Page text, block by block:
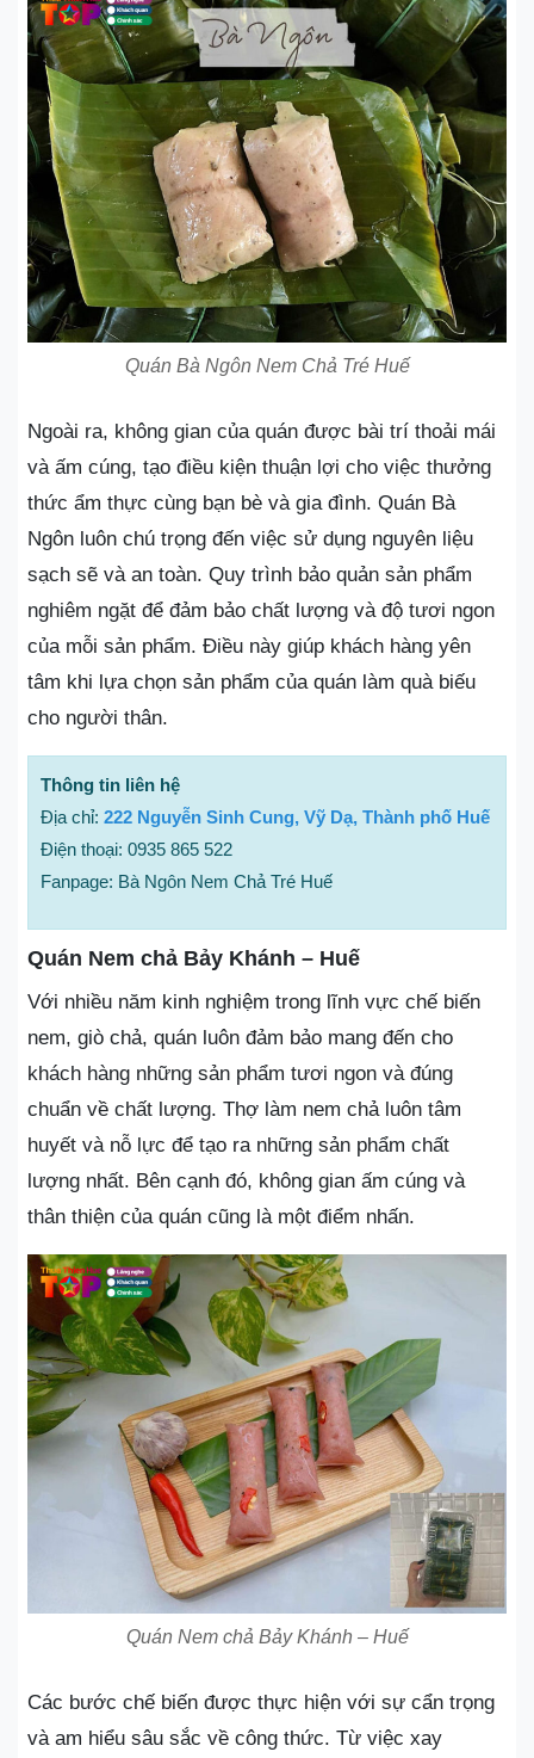
Quán Bà Ngôn Nem Chả Tré Huế
Ngoài ra, không gian của quán được bài trí thoải mái
và ấm cúng, tạo điều kiện thuận lợi cho việc thưởng
thức ẩm thực cùng bạn bè và gia đình. Quán Bà
Ngôn luôn chú trọng đến việc sử dụng nguyên liệu
sạch sẽ và an toàn. Quy trình bảo quản sản phẩm
nghiêm ngặt để đảm bảo chất lượng và độ tươi ngon
của mỗi sản phẩm. Điều này giúp khách hàng yên
tâm khi lựa chọn sản phẩm của quán làm quà biếu
cho người thân.
Thông tin liên hệ
Địa chỉ: 222 Nguyễn Sinh Cung, Vỹ Dạ, Thành phố Huế
Điện thoại: 0935 865 522
Fanpage: Bà Ngôn Nem Chả Tré Huế
Quán Nem chả Bảy Khánh – Huế
Với nhiều năm kinh nghiệm trong lĩnh vực chế biến
nem, giò chả, quán luôn đảm bảo mang đến cho
khách hàng những sản phẩm tươi ngon và đúng
chuẩn về chất lượng. Thợ làm nem chả luôn tâm
huyết và nỗ lực để tạo ra những sản phẩm chất
lượng nhất. Bên cạnh đó, không gian ấm cúng và
thân thiện của quán cũng là một điểm nhấn.
Quán Nem chả Bảy Khánh – Huế
Các bước chế biến được thực hiện với sự cẩn trọng
và am hiểu sâu sắc về công thức. Từ việc xay